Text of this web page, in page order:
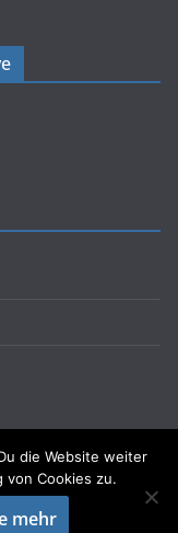
vorbehalten.
von
die Website weiter
von Cookies zu.
mehr